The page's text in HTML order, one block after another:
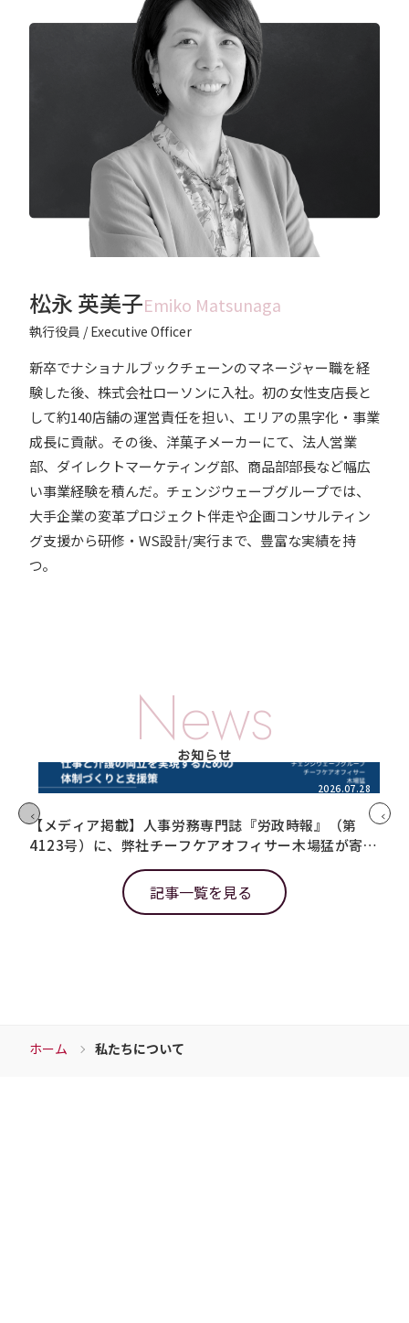
松永 英美子Emiko Matsunaga
執行役員 / Executive Officer
新卒でナショナルブックチェーンのマネージャー職を経
験した後、株式会社ローソンに入社。初の女性支店長と
して約140店舗の運営責任を担い、エリアの黒字化・事業
成長に貢献。その後、洋菓子メーカーにて、法人営業
部、ダイレクトマーケティング部、商品部部長など幅広
い事業経験を積んだ。チェンジウェーブグループでは、
大手企業の変革プロジェクト伴走や企画コンサルティン
グ支援から研修・WS設計/実行まで、豊富な実績を持
つ。
News
お知らせ
2026.07.28
【メディア掲載】人事労務専門誌『労政時報』（第
4123号）に、弊社チーフケアオフィサー木場猛が寄稿
記事一覧を見る
ホーム 私たちについて